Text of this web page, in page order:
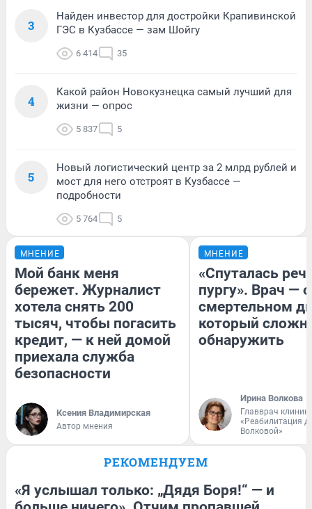
3
Найден инвестор для достройки Крапивинской
ГЭС в Кузбассе — зам Шойгу
6 414 35
4
Какой район Новокузнецка самый лучший для
жизни — опрос
5 837 5
5
Новый логистический центр за 2 млрд рублей и
мост для него отстроят в Кузбассе —
подробности
5 764 5
МНЕНИЕ
Мой банк меня
бережет. Журналист
хотела снять 200
тысяч, чтобы погасить
кредит, — к ней домой
приехала служба
безопасности
Ксения Владимирская
Автор мнения
МНЕНИЕ
«Спуталась
пургу». Врач — о
смертельном
который
обнаружить
Ирина Волкова
Главврач
«Реабилитация
Волковой»
РЕКОМЕНДУЕМ
«Я услышал только: „Дядя Боря!“ — и